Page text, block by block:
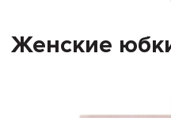
Женские